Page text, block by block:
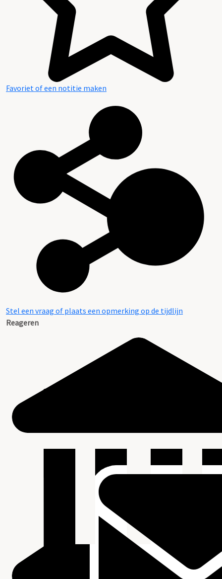
Favoriet of een notitie maken
Stel een vraag of plaats een opmerking op de tijdlijn
Reageren